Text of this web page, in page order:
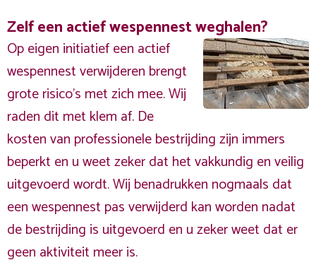
Zelf een actief wespennest weghalen?
Op eigen initiatief een actief
wespennest verwijderen brengt
grote risico’s met zich mee. Wij
raden dit met klem af. De
kosten van professionele bestrijding zijn immers
beperkt en u weet zeker dat het vakkundig en veilig
uitgevoerd wordt. Wij benadrukken nogmaals dat
een wespennest pas verwijderd kan worden nadat
de bestrijding is uitgevoerd en u zeker weet dat er
geen aktiviteit meer is.